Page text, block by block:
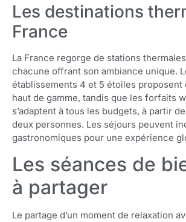
Les destinations
France
La France regorge de stations
chacune offrant son ambiance unique.
établissements 4 et 5 étoiles proposent
haut de gamme, tandis que les forfaits
s’adaptent à tous les budgets, à partir
deux personnes. Les séjours peuvent
gastronomiques pour une expérience
Les séances de
à partager
Le partage d’un moment de relaxation